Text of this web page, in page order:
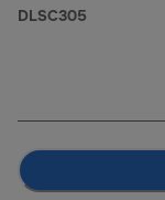
DLSC305